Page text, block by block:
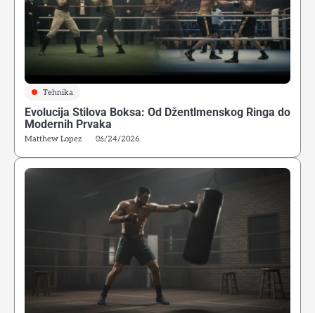
Tehnika
Evolucija Stilova Boksa: Od Džentlmenskog Ringa do
Modernih Prvaka
Matthew Lopez 06/24/2026